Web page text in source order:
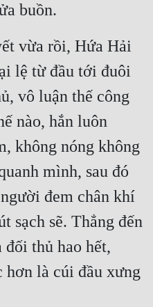
buồn.
vừa rồi, Hứa Hải
lệ từ đầu tới đuôi
vô luận thế công
nào, hắn luôn
không nóng không
mình, sau đó
đem chân khí
sạch sẽ. Thẳng đến
thủ hao hết,
hơn là cúi đầu xưng